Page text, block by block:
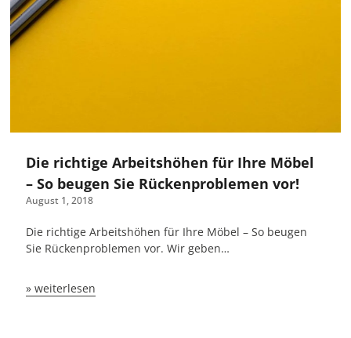
Die richtige Arbeitshöhen für Ihre Möbel
– So beugen Sie Rückenproblemen vor!
August 1, 2018
Die richtige Arbeitshöhen für Ihre Möbel – So beugen
Sie Rückenproblemen vor. Wir geben…
» weiterlesen